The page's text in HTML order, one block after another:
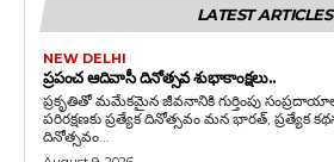
LATEST ARTICLES
NEW DELHI
ప్రపంచ ఆదివాసీ దినోత్సవ శుభాకాంక్షలు..
ప్రకృతితో మమేకమైన జీవనానికి గుర్తింపు సంప్రదాయాలు, సంస్కృతి, హక్కుల
పరిరక్షణకు ప్రత్యేక దినోత్సవం మన భారత్, ప్రత్యేక కథనం: ప్రపంచ ఆదివాసీ
దినోత్సవం...